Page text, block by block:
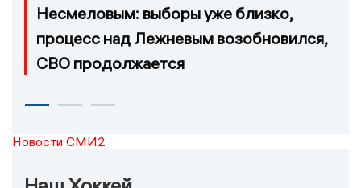
Несмеловым: выборы уже близко,
процесс над Лежневым возобновился,
СВО продолжается
Новости СМИ2